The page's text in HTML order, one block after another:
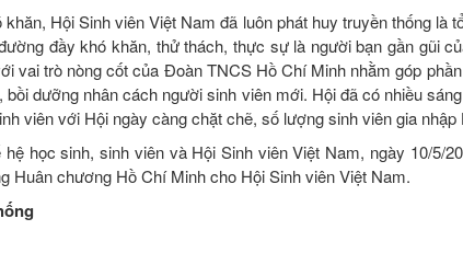
Hội Sinh viên Việt Nam đã luôn phát huy truyền thống là
đầy khó khăn, thử thách, thực sự là người bạn gần gũi
vai trò nòng cốt của Đoàn TNCS Hồ Chí Minh nhằm góp
dưỡng nhân cách người sinh viên mới. Hội đã có nhiều
viên với Hội ngày càng chặt chẽ, số lượng sinh viên gia nhập
học sinh, sinh viên và Hội Sinh viên Việt Nam, ngày 10/5/
Huân chương Hồ Chí Minh cho Hội Sinh viên Việt Nam.